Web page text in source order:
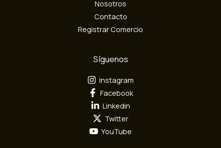
Nosotros
Contacto
Registrar Comercio
Síguenos
Instagram
Facebook
Linkedin
Twitter
YouTube